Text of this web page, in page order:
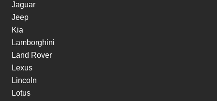
Jaguar
Jeep
Kia
Lamborghini
Land Rover
Lexus
Lincoln
Lotus